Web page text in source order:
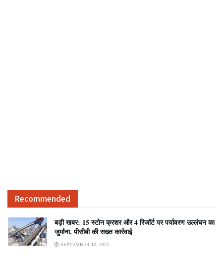
Recommended
बड़ी खबर: 15 स्टोन क्रशर और 4 रिजॉर्ट पर पर्यावरण उल्लंघन का
जुर्माना, पीसीबी की सख्त कार्रवाई
SEPTEMBER 10, 2025